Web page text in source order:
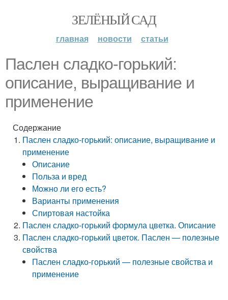
ЗЕЛЁНЫЙ САД
главная новости статьи
Паслен сладко-горький:
описание, выращивание и
применение
Содержание
Паслен сладко-горький: описание, выращивание и
применение
Описание
Польза и вред
Можно ли его есть?
Варианты применения
Спиртовая настойка
Паслен сладко-горький формула цветка. Описание
Паслен сладко-горький цветок. Паслен — полезные
свойства
Паслен сладко-горький — полезные свойства и
применение